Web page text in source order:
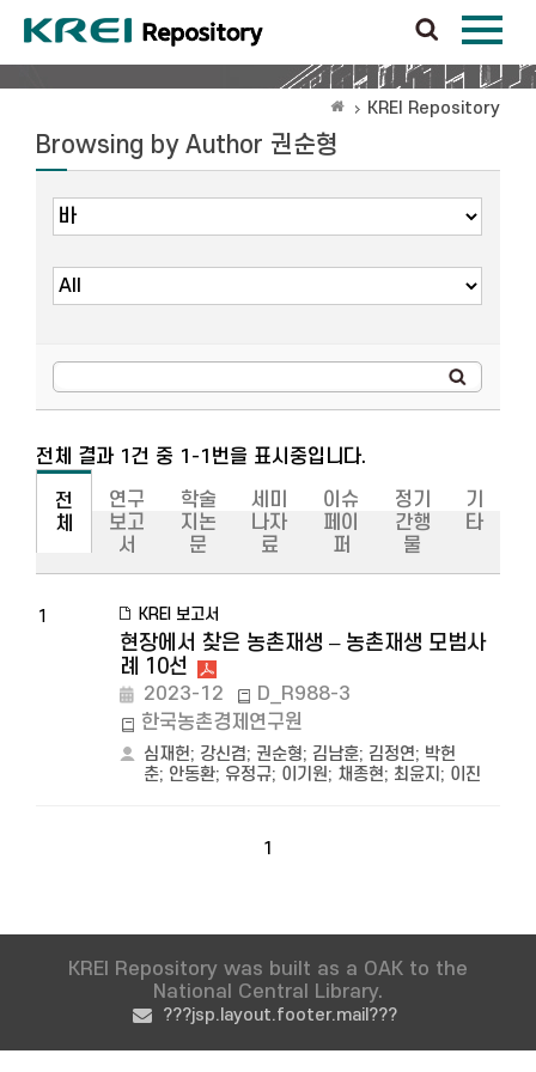
KREI Repository
Browsing by Author 권순형
전체 결과 1건 중 1-1번을 표시중입니다.
전
체
연구
보고
서
학술
지논
문
세미
나자
료
이슈
페이
퍼
정기
간행
물
기
타
1 KREI 보고서
현장에서 찾은 농촌재생 – 농촌재생 모범사
례 10선
2023-12
D_R988-3
한국농촌경제연구원
심재헌; 강신겸; 권순형; 김남훈; 김정연; 박헌
춘; 안동환; 유정규; 이기원; 채종현; 최윤지 ; 이진
1
KREI Repository was built as a OAK to the
National Central Library.
???jsp.layout.footer.mail???